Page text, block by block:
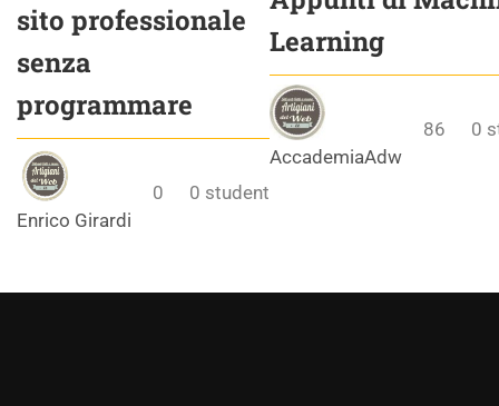
sito professionale
senza
programmare
Enrico Girardi
0 0 student
Learning
AccademiaAdw
86 0